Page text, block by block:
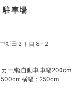
駐車場
新田２丁目８-２
ー/軽自動車 車幅200cm
500cm 横幅：250cm